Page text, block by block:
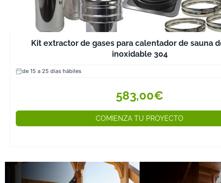
Kit extractor de gases para calentador de sauna
inoxidable 304
de 15 a 25 días hábiles
583,00€
COMIENZA TU PROYECTO